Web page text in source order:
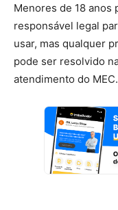
Menores de 18 anos
responsável legal
usar, mas qualquer
pode ser resolvido
atendimento do MEC.